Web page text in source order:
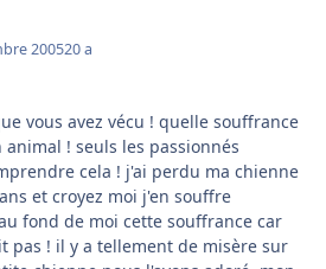
200520 a
vous avez vécu ! quelle souffrance
! seuls les passionnés
cela ! j'ai perdu ma chienne
et croyez moi j'en souffre
fond de moi cette souffrance car
pas ! il y a tellement de misère sur